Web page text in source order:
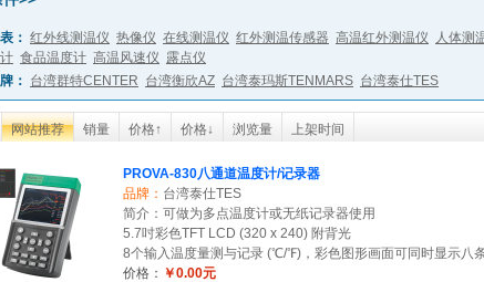
： 红外线测温仪 热像仪 在线测温仪 红外测温传感器 高温红外测温仪
人体测
食品温度计 高温风速仪 露点仪
： 台湾群特CENTER 台湾衡欣AZ 台湾泰玛斯TENMARS 台湾泰仕TES
网站推荐 销量 价格↑ 价格↓ 浏览量 上架时间
PROVA-830八通道温度计/记录器
品牌： 台湾泰仕TES
简介：可做为多点温度计或无纸记录器使用
5.7吋彩色TFT LCD (320 x 240) 附背光
8个输入温度量测与记录 (℃/℉)，彩色图形画面可同时显示八
价格： ￥0.00元